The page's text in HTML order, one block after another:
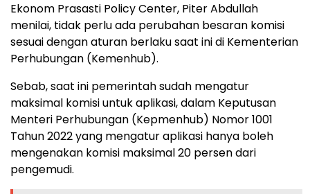
Ekonom Prasasti Policy Center, Piter Abdullah
menilai, tidak perlu ada perubahan besaran komisi
sesuai dengan aturan berlaku saat ini di Kementerian
Perhubungan (Kemenhub).
Sebab, saat ini pemerintah sudah mengatur
maksimal komisi untuk aplikasi, dalam Keputusan
Menteri Perhubungan (Kepmenhub) Nomor 1001
Tahun 2022 yang mengatur aplikasi hanya boleh
mengenakan komisi maksimal 20 persen dari
pengemudi.